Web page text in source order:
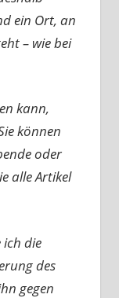
ein Ort, an
– wie bei
kann,
können
oder
alle Artikel
die
des
gegen